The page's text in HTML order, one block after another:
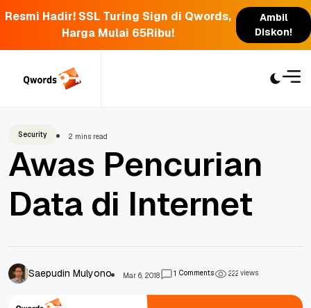
Resmi Hadir! SSL Turing Sign di Qwords,
Harga Mulai 65Ribu!
Ambil
Diskon!
Security 2 mins read
Awas Pencurian
Data di Internet
Saepudin Mulyono Mar 6, 2018 1 Comments 222views